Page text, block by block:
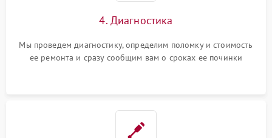
4. Диагностика
Мы проведем диагностику, определим поломку и стоимость
ее ремонта и сразу сообщим вам о сроках ее починки